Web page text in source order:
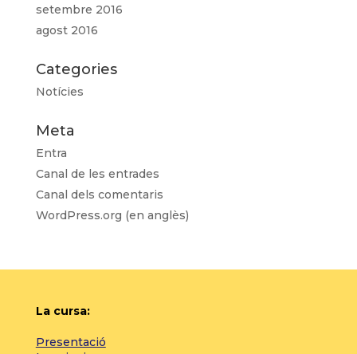
setembre 2016
agost 2016
Categories
Notícies
Meta
Entra
Canal de les entrades
Canal dels comentaris
WordPress.org (en anglès)
La cursa:
Presentació